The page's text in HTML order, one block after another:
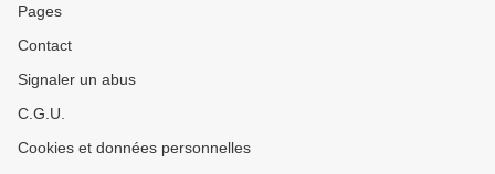
Pages
Contact
Signaler un abus
C.G.U.
Cookies et données personnelles